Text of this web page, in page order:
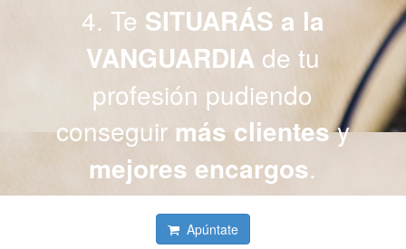
4. Te SITUARÁS a la
VANGUARDIA de tu
profesión pudiendo
conseguir más clientesy
mejores encargos.
Apúntate